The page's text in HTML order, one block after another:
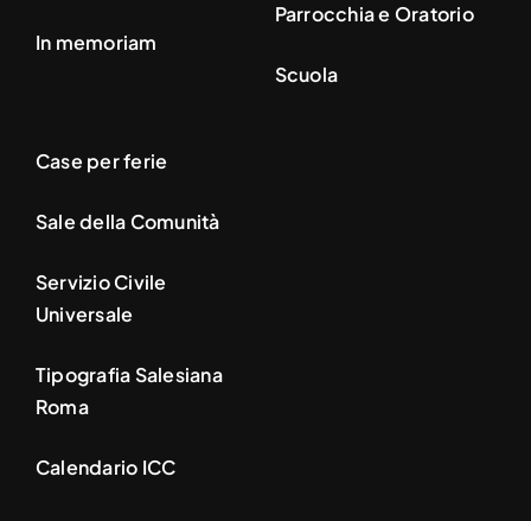
In memoriam
Parrocchia e Oratorio
Scuola
Case per ferie
Sale della Comunità
Servizio Civile
Universale
Tipografia Salesiana
Roma
Calendario ICC